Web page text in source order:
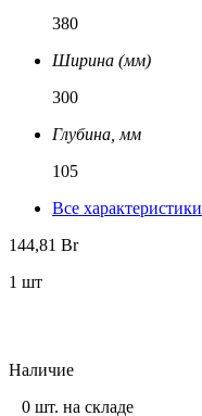
380
Ширина (мм)
300
Глубина, мм
105
Все характеристики
144,81 Br
1 шт
Наличие
0 шт. на складе